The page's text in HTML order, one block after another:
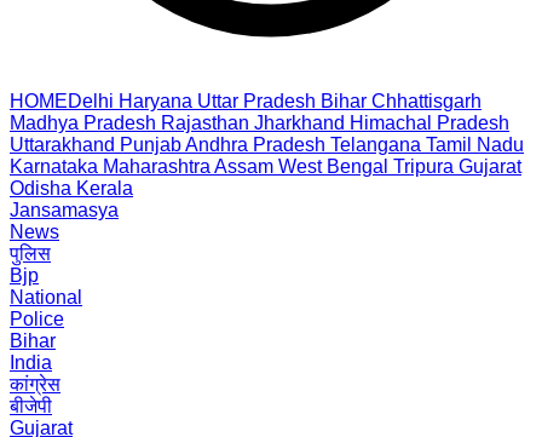
HOMEDelhi Haryana Uttar Pradesh Bihar Chhattisgarh
Madhya Pradesh Rajasthan Jharkhand Himachal Pradesh
Uttarakhand PunjabAndhra Pradesh Telangana Tamil Nadu
Karnataka Maharashtra Assam West Bengal Tripura Gujarat
Odisha Kerala
Jansamasya
News
पुलिस
Bjp
National
Police
Bihar
India
कांग्रेस
बीजेपी
Gujarat